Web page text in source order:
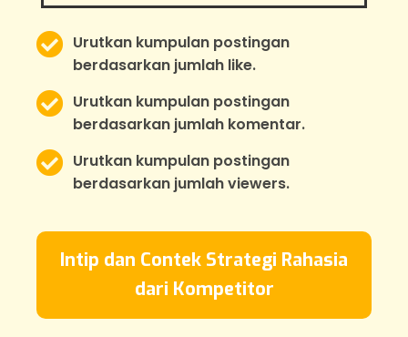
Urutkan kumpulan postingan
berdasarkan jumlah like.
Urutkan kumpulan postingan
berdasarkan jumlah komentar.
Urutkan kumpulan postingan
berdasarkan jumlah viewers.
Intip dan Contek Strategi Rahasia
dari Kompetitor